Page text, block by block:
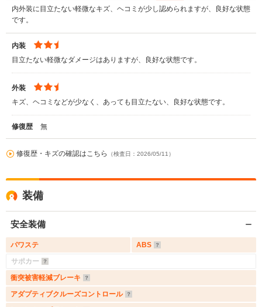
内外装に目立たない軽微なキズ、ヘコミが少し認められますが、良好な状態
です。
内装
目立たない軽微なダメージはありますが、良好な状態です。
外装
キズ、ヘコミなどが少なく、あっても目立たない、良好な状態です。
修復歴 無
修復歴・キズの確認はこちら （検査日：2026/05/11）
装備
安全装備
パワステ
ABS
サポカー
衝突被害軽減ブレーキ
アダプティブクルーズコントロール